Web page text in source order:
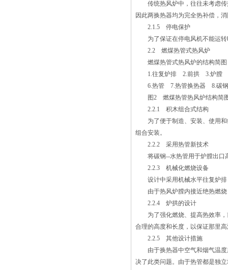
传统热风炉中，往往未考虑传
因此两换热器均为完全热补偿，
2.1.5 停电保护
为了保证在停电风机不能运转
2.2 燃煤热管式热风炉
燃煤热管式热风炉的结构简图
1.往复炉排 2.前拱 3.炉膛
6.热管 7.热管换热器 8.碳钢
图2 燃煤热管热风炉结构简
2.2.1 积木组合式结构
为了便于制造、安装、使用和
组合安装。
2.2.2 采用热管新技术
将碳钢--水热管用于炉膛出口
2.2.3 机械化燃烧设备
设计中采用机械水平往复炉排
由于热风炉膛内接近绝热燃烧
2.2.4 炉拱的设计
为了强化燃烧、提高热效率，
合理的高度和长度，以保证那里
2.2.5 其他设计措施
由于换热器中空气和烟气温度
决了此类问题。由于热管都是独